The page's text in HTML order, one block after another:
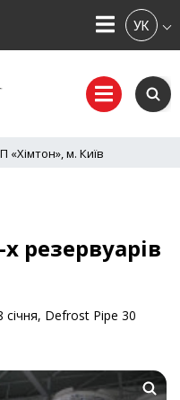
«Хімтон», м. Київ
резервуарів
січня, Defrost Pipe 30